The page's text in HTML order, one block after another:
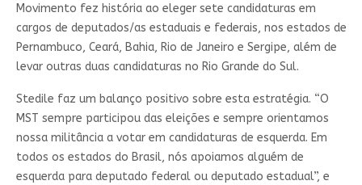
Movimento fez história ao eleger sete candidaturas em
cargos de deputados/as estaduais e federais, nos estados de
Pernambuco, Ceará, Bahia, Rio de Janeiro e Sergipe, além de
levar outras duas candidaturas no Rio Grande do Sul.
Stedile faz um balanço positivo sobre esta estratégia. “O
MST sempre participou das eleições e sempre orientamos
nossa militância a votar em candidaturas de esquerda. Em
todos os estados do Brasil, nós apoiamos alguém de
esquerda para deputado federal ou deputado estadual”, e